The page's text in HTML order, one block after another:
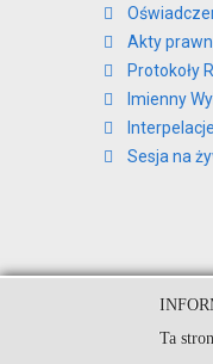
Akty
Protokoły
Imienny
Sesja na
©
Ta